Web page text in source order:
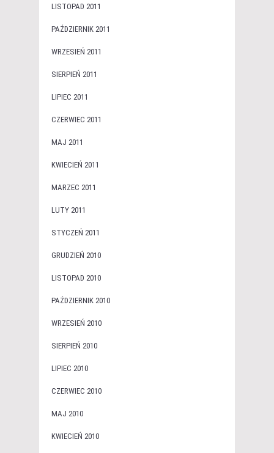
LISTOPAD 2011
PAŹDZIERNIK 2011
WRZESIEŃ 2011
SIERPIEŃ 2011
LIPIEC 2011
CZERWIEC 2011
MAJ 2011
KWIECIEŃ 2011
MARZEC 2011
LUTY 2011
STYCZEŃ 2011
GRUDZIEŃ 2010
LISTOPAD 2010
PAŹDZIERNIK 2010
WRZESIEŃ 2010
SIERPIEŃ 2010
LIPIEC 2010
CZERWIEC 2010
MAJ 2010
KWIECIEŃ 2010